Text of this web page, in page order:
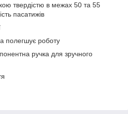
твердістю в межах 50 та 55
пасатижів
полегшує роботу
ручка для зручного